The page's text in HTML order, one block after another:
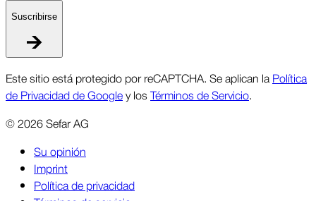
Suscri­birse
Este sitio está protegido por reCAPTCHA. Se aplican laPolítica
de Privacidad de Googley los Términos de Servicio.
©2026Sefar AG
Su opinión
Imprint
Política de privacidad